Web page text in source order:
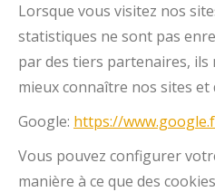
Lorsque vous visitez nos
statistiques ne sont pas
par des tiers partenaires,
mieux connaître nos sites et
Google: https://
Vous pouvez configurer
manière à ce que des